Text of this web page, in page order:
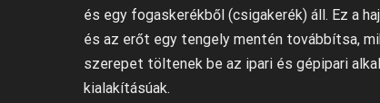
és egy fogaskerékből (csigakerék) áll. Ez a
és az erőt egy tengely mentén továbbítsa,
szerepet töltenek be az ipari és gépipari
kialakításúak.